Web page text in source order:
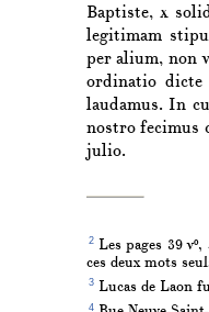
Baptiste, x
legitimam
per alium, non
ordinatio dicte
laudamus. In
nostro fecimus
julio.
2Les pages 39vº,
ces deux mots
3Lucas de Laon
4